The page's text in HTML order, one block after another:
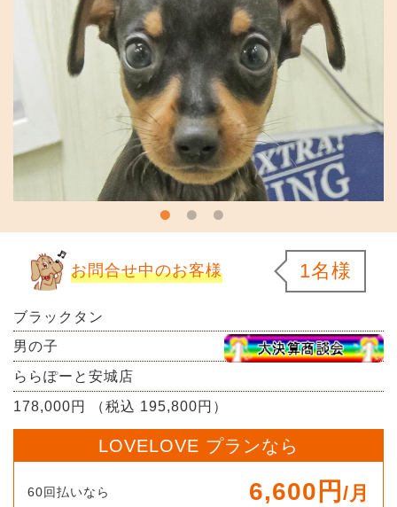
お問合せ中のお客様 1名様
ブラックタン
男の子
ららぽーと安城店
178,000円 （税込 195,800円）
LOVELOVE プランなら
60回払いなら 6,600円 /月